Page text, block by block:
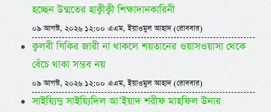
হচ্ছেন উম্মতের হাক্বীক্বী শিক্ষাদানকারিনী
০৯ আগস্ট, ২০২৬ ১২:০০ এএম, ইয়াওমুল আহাদ (রোববার)
ক্বলবী যিকির জারী না থাকলে শয়তানের ওয়াসওয়াসা থেকে
বেঁচে থাকা সম্ভব নয়
০৯ আগস্ট, ২০২৬ ১২:০০ এএম, ইয়াওমুল আহাদ (রোববার)
সাইয়্যিদু সাইয়্যিদিল আ’ইয়াদ শরীফ মাহফিল উনার